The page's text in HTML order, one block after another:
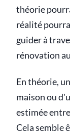
théorie
réalité
guider à
rénovation
En théorie,
maison ou
estimée
Cela semble